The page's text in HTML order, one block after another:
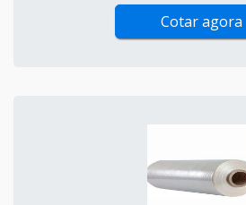
Cotar agora